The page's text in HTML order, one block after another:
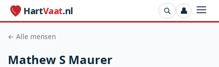
HartVaat.nl 👤
← Alle mensen
Mathew S Maurer